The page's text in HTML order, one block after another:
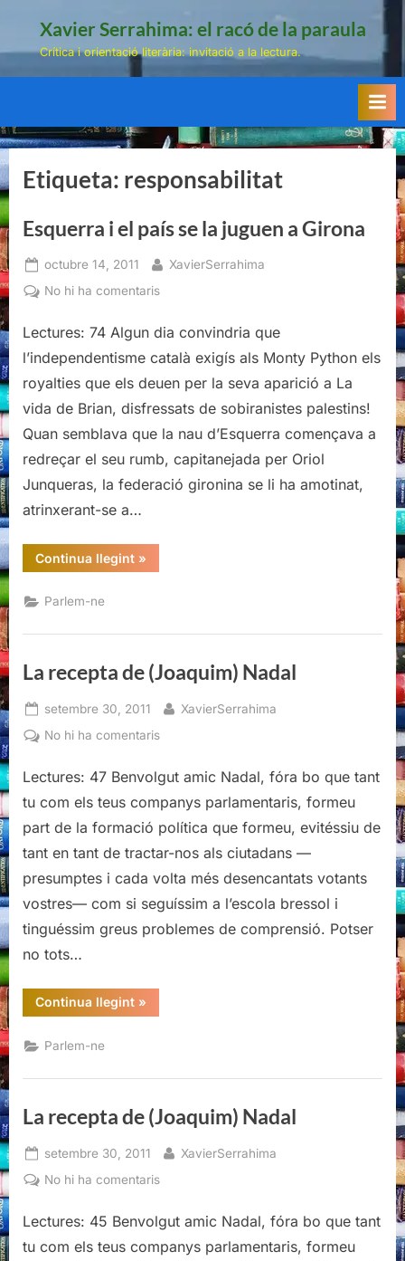
Xavier Serrahima: el racó de la paraula
Crítica i orientació literària: invitació a la lectura.
Etiqueta: responsabilitat
Esquerra i el país se la juguen a Girona
Posted
on
octubre 14, 2011 By
XavierSerrahima
No hi ha comentarisa
i
el
se
la
juguen
a
Girona
Lectures: 74 Algun dia convindria que
l’independentisme català exigís als Monty Python els
royalties que els deuen per la seva aparició a La
vida de Brian, disfressats de sobiranistes palestins!
Quan semblava que la nau d’Esquerra començava a
redreçar el seu rumb, capitanejada per Oriol
Junqueras, la federació gironina se li ha amotinat,
atrinxerant-se a…
Continua llegint“Esquerra
i
juguen
»
Parlem-ne
La recepta de (Joaquim) Nadal
Posted
on
setembre 30, 2011 By
XavierSerrahima
No hi ha comentarisa
recepta
de
Nadal
Lectures: 47 Benvolgut amic Nadal, fóra bo que tant
tu com els teus companys parlamentaris, formeu
part de la formació política que formeu, evitéssiu de
tant en tant de tractar-nos als ciutadans —
presumptes i cada volta més desencantats votants
vostres— com si seguíssim a l’escola bressol i
tinguéssim greus problemes de comprensió. Potser
no tots…
Continua llegint“La
recepta
»
Parlem-ne
La recepta de (Joaquim) Nadal
Posted
on
setembre 30, 2011 By
XavierSerrahima
No hi ha comentarisa
recepta
de
Lectures: 45 Benvolgut amic Nadal, fóra bo que tant
tu com els teus companys parlamentaris, formeu